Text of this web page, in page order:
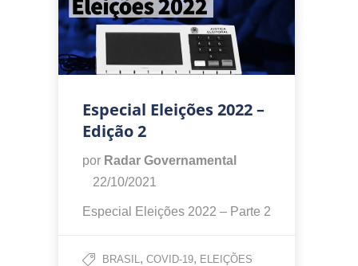
Especial Eleições 2022 –
Edição 2
por Radar Governamental
22/10/2021
Especial Eleições 2022 – Parte 2
BRASIL, COVID-19, ELEIÇÕES